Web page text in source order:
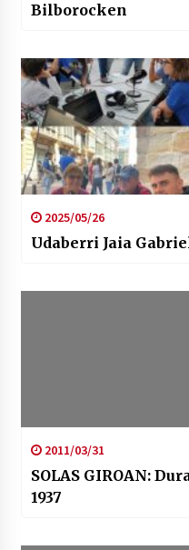
Bilborocken
2025/05/26
Udaberri Jaia
2011/03/31
SOLAS GIROAN:
1937